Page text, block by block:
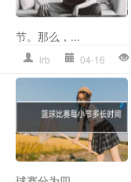
节。那么，...
lrb 04-16